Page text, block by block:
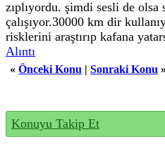
zıplıyordu. şimdi sesli de olsa
çalışıyor.30000 km dir
risklerini araştırıp kafana
Alıntı
« Önceki Konu | Sonraki Konu »
Konuyu Takip Et